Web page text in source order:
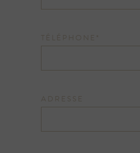
TÉLÉPHONE*
ADRESSE